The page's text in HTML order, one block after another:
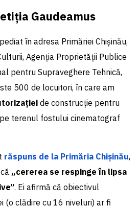
Gaudeamus
în adresa Primăriei Chișinău,
Agenția Proprietății Publice
pentru Supraveghere Tehnică,
500 de locuitori, în care am
de construcție pentru
terenul fostului cinematograf
răspuns de la Primăria Chișinău,
„cererea se respinge în lipsa
. Ei afirmă că obiectivul
(o clădire cu 16 niveluri) ar fi